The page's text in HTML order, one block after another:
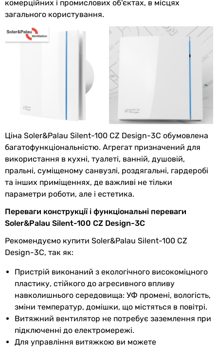
індикатор
Матеріал
зворотного
поліетилен
повітря
Кількість
швидкостей
1 шт
Покриття глянсове
Виробництво Іспанія
230В
Частота току 50 Гц
Клас захисту
Колекції Soler&Palau Silent Design
EAN 8413893328533
Фізичні характеристики
Діаметр 100 мм
комерційних і промислових об'єктах, в місцях
загального користування.
Ціна Soler&Palau Silent-100 CZ Design-3C обумовлена
багатофункціональністю. Агрегат призначений для
використання в кухні, туалеті, ванній, душовій,
пральні, суміщеному санвузлі, роздягальні, гардеробі
та інших приміщеннях, де важливі не тільки
параметри роботи, але і естетика.
Переваги конструкції і функціональні переваги
Soler&Palau Silent-100 CZ Design-3C
Рекомендуємо купити Soler&Palau Silent-100 CZ
Design-3C, так як:
Пристрій виконаний з екологічного високоміцного
пластику, стійкого до агресивного впливу
навколишнього середовища: УФ промені, вологість,
зміни температур, домішки, що містяться в повітрі.
Витяжний вентилятор не потребує заземлення при
підключенні до електромережі.
Для управління витяжкою ви можете